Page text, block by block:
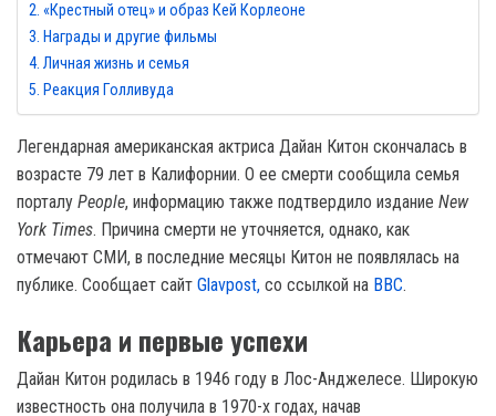
«Крестный отец» и образ Кей Корлеоне
Награды и другие фильмы
Личная жизнь и семья
Реакция Голливуда
Легендарная американская актриса Дайан Китон скончалась в
возрасте 79 лет в Калифорнии. О ее смерти сообщила семья
порталу People, информацию также подтвердило издание New
York Times. Причина смерти не уточняется, однако, как
отмечают СМИ, в последние месяцы Китон не появлялась на
публике. Сообщает сайт Glavpost, со ссылкой на ВВС.
Карьера и первые успехи
Дайан Китон родилась в 1946 году в Лос-Анджелесе. Широкую
известность она получила в 1970-х годах, начав